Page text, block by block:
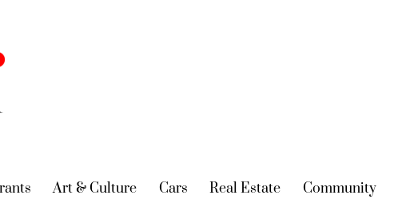
(current)
Art & Culture (current)
Cars (current)
Real Estate (current)
Community